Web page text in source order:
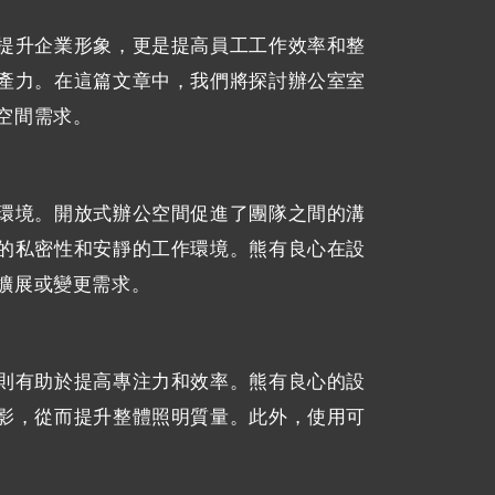
升企業形象，更是提高員工工作效率和整
力。在這篇文章中，我們將探討辦公室室
需求。
境。開放式辦公空間促進了團隊之間的溝
私密性和安靜的工作環境。熊有良心在設
或變更需求。
有助於提高專注力和效率。熊有良心的設
，從而提升整體照明質量。此外，使用可